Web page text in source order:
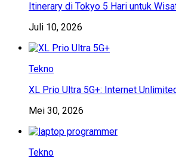
Itinerary di Tokyo 5 Hari untuk
Juli 10, 2026
Tekno
XL Prio Ultra 5G+: Internet
Mei 30, 2026
Tekno